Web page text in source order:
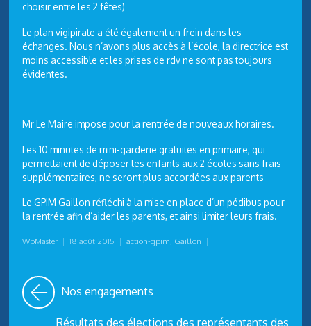
choisir entre les 2 fêtes)
Le plan vigipirate a été également un frein dans les
échanges. Nous n’avons plus accès à l’école, la directrice est
moins accessible et les prises de rdv ne sont pas toujours
évidentes.
Mr Le Maire impose pour la rentrée de nouveaux horaires.
Les 10 minutes de mini-garderie gratuites en primaire, qui
permettaient de déposer les enfants aux 2 écoles sans frais
supplémentaires, ne seront plus accordées aux parents
Le GPIM Gaillon réfléchi à la mise en place d’un pédibus pour
la rentrée afin d’aider les parents, et ainsi limiter leurs frais.
WpMaster | 18 août 2015 | action-gpim, Gaillon |
Nos engagements
Résultats des élections des représentants des